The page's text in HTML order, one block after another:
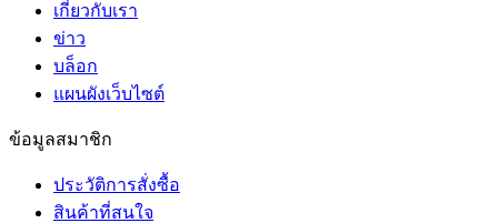
เกี่ยวกับเรา
ข่าว
บล็อก
แผนผังเว็บไซต์
ข้อมูลสมาชิก
ประวัติการสั่งซื้อ
สินค้าที่สนใจ